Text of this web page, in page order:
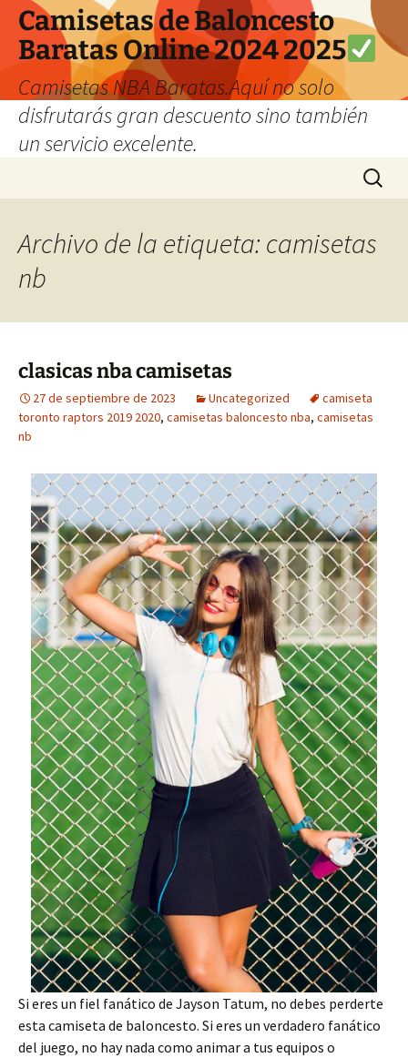
Camisetas de Baloncesto
Baratas Online 2024 2025
Camisetas NBA Baratas.Aquí no solo
disfrutarás gran descuento sino también
un servicio excelente.
Buscar:
Archivo de la etiqueta: camisetas
nb
clasicas nba camisetas
27 de septiembre de 2023 Uncategorized
camiseta
toronto raptors 2019 2020, camisetas baloncesto nba, camisetas
nb
Si eres un fiel fanático de Jayson Tatum, no debes perderte
esta camiseta de baloncesto. Si eres un verdadero fanático
del juego, no hay nada como animar a tus equipos o